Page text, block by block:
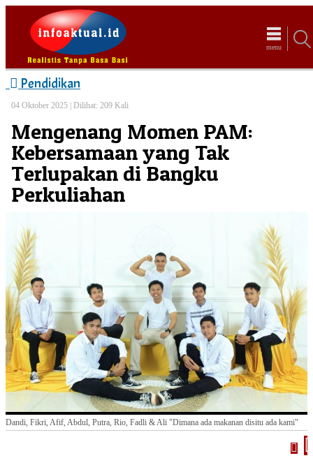
menu
Pendidikan
04 Oktober 2025 | Dilihat: 209 Kali
Mengenang Momen PAM:
Kebersamaan yang Tak
Terlupakan di Bangku
Perkuliahan
Dandi, Fikri, Afif, Abdul, Putra, Rio, Fadli & Ali "Dimana ada makanan disitu ada kami"